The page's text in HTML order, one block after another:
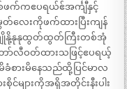
ကဧပရယ်ဧ်အင်္ကျီနှင့်
တ်လေးကိုဖက်ထားပြီးကျန်
နို့နုနုထွတ်ထွတ်ကြီးတစ်အုံ
ာ်လီဝတ်ထားသဖြင့်ဧပရယ့်
ားမိနေသည်ထို့ပြင်မာလ
များကိုအရှိအတိုင်းနီးပါး